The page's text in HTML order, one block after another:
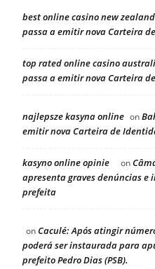
best online casino new zealand
passa a emitir nova Carteira
top rated online casino
passa a emitir nova Carteira
najlepsze kasyna online on
emitir nova Carteira de
kasyno online opinie on
apresenta graves denúncias e
prefeita
onCaculé: Após atingir
poderá ser instaurada para
prefeito Pedro Dias (PSB).